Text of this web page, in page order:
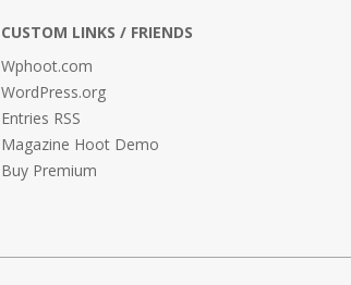
CUSTOM LINKS / FRIENDS
Wphoot.com
WordPress.org
Entries RSS
Magazine Hoot Demo
Buy Premium